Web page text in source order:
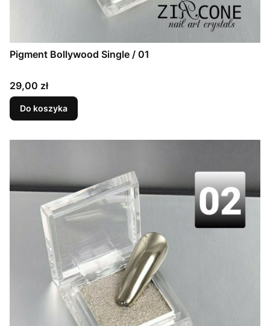
Pigment Bollywood Single / 01
Cena
29,00 zł
Do koszyka